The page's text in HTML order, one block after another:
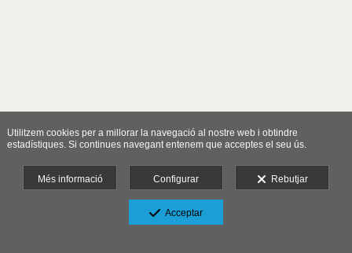
Utilitzem cookies per a millorar la navegació al nostre web i obtindre
estadístiques. Si continues navegant entenem que acceptes el seu ús.
Més informació Configurar Rebutjar
Acceptar